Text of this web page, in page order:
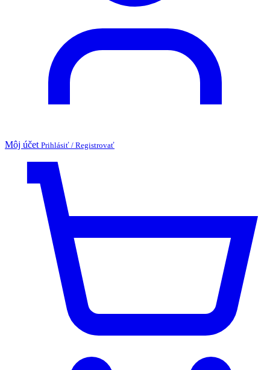
Môj účet Prihlásiť / Registrovať